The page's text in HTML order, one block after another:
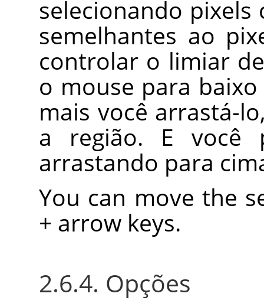
selecionando pixels
semelhantes ao
controlar o limiar
o mouse para
mais você arrastá-
a região. E você
arrastando para
You can move the
+ arrow keys.
2.6.4. Opções